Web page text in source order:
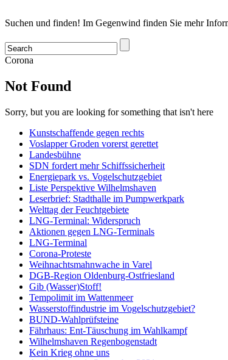
Startseite
Suchen und finden! Im Gegenwind finden Sie mehr
Corona
Not Found
Sorry, but you are looking for something that isn't here
Kunstschaffende gegen rechts
Voslapper Groden vorerst gerettet
Landesbühne
SDN fordert mehr Schiffssicherheit
Energiepark vs. Vogelschutzgebiet
Liste Perspektive Wilhelmshaven
Leserbrief: Stadthalle im Pumpwerkpark
Welttag der Feuchtgebiete
LNG-Terminal: Widerspruch
Aktionen gegen LNG-Terminals
LNG-Terminal
Corona-Proteste
Weihnachtsmahnwache in Varel
DGB-Region Oldenburg-Ostfriesland
Gib (Wasser)Stoff!
Tempolimit im Wattenmeer
Wasserstoffindustrie im Vogelschutzgebiet?
BUND-Wahlprüfsteine
Fährhaus: Ent-Täuschung im Wahlkampf
Wilhelmshaven Regenbogenstadt
Kein Krieg ohne uns